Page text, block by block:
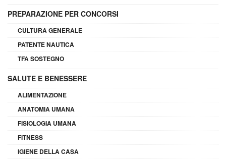
PREPARAZIONE PER CONCORSI
CULTURA GENERALE
PATENTE NAUTICA
TFA SOSTEGNO
SALUTE E BENESSERE
ALIMENTAZIONE
ANATOMIA UMANA
FISIOLOGIA UMANA
FITNESS
IGIENE DELLA CASA